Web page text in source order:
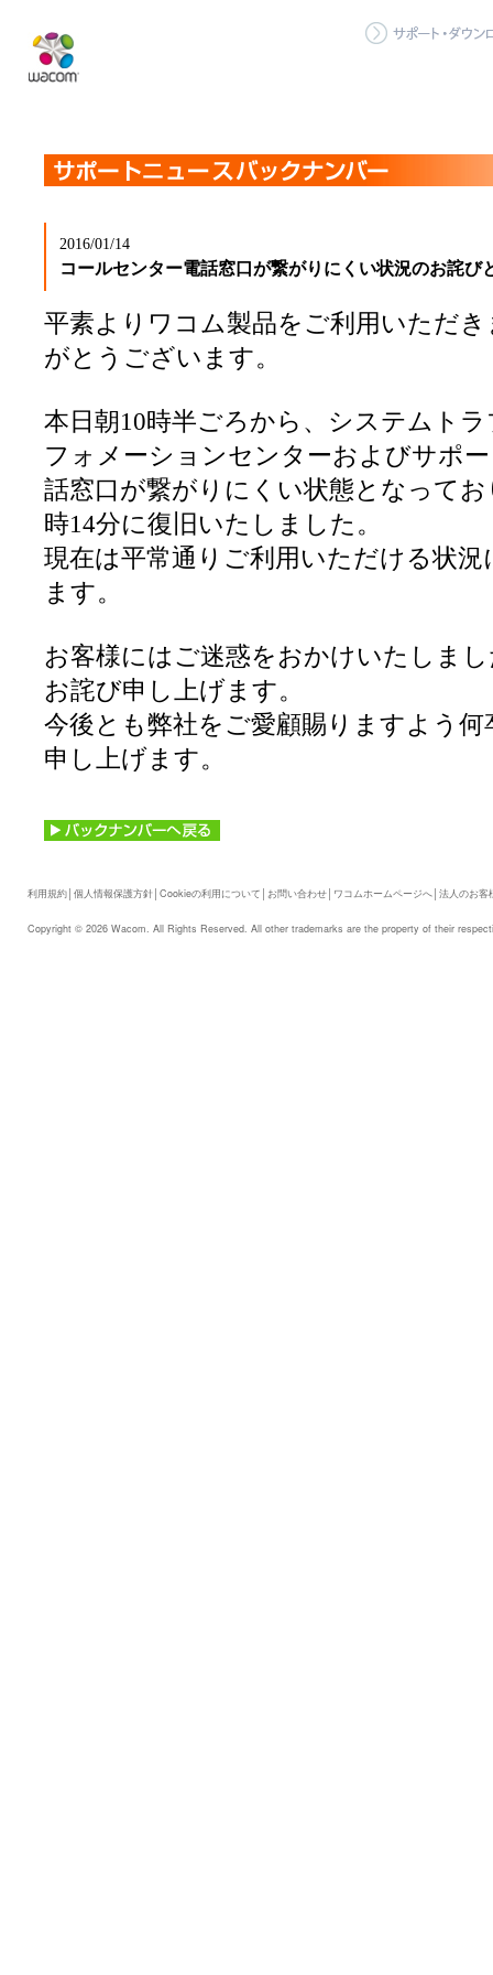
2016/01/14
コールセンター電話窓口が繋がりにくい状況のお詫び
平素よりワコム製品をご利用いただ
がとうございます。
本日朝10時半ごろから、システムト
フォメーションセンターおよびサポ
話窓口が繋がりにくい状態となって
時14分に復旧いたしました。
現在は平常通りご利用いただける状
ます。
お客様にはご迷惑をおかけいたしま
お詫び申し上げます。
今後とも弊社をご愛顧賜りますよう
申し上げます。
利用規約│ 個人情報保護方針│ Cookieの利用について │ お問い合わせ│ ワコムホームページへ│ 法人のお客
Copyright © 2026 Wacom. All Rights Reserved. All other trademarks are the property of their